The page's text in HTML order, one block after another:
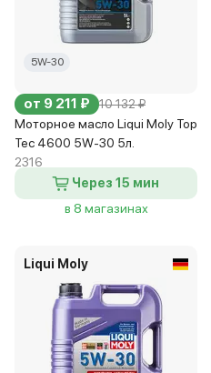
5W-30
от 9 211 ₽ 10 132 ₽
Моторное масло Liqui Moly Top
Tec 4600 5W-30 5л.
2316
Через 15 мин
в 8 магазинах
Liqui Moly